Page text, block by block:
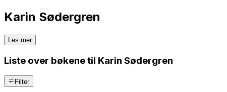
Karin Sødergren
Les mer
Liste over bøkene til Karin Sødergren
Filter